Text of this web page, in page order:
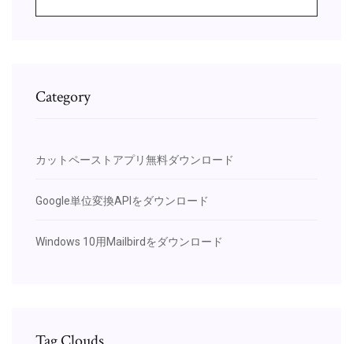
Category
カットペーストアプリ無料ダウンロード
Google単位変換APIをダウンロード
Windows 10用Mailbirdをダウンロード